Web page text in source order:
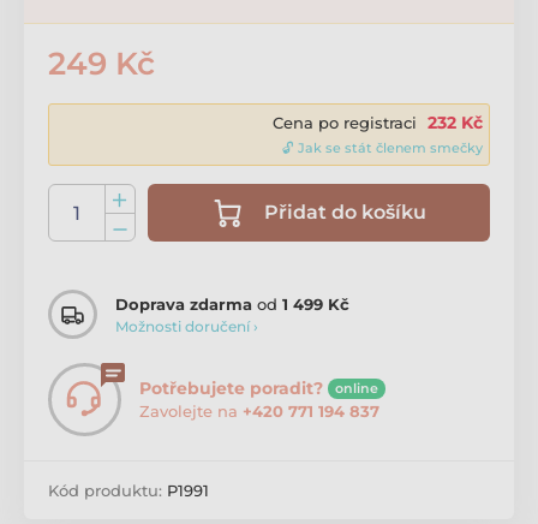
249 Kč
Cena po registraci 232 Kč
🔓 Jak se stát členem smečky
Přidat do košíku
Doprava zdarma od 1 499 Kč
Možnosti doručení ›
Potřebujete poradit? online
Zavolejte na +420 771 194 837
Kód produktu: P1991